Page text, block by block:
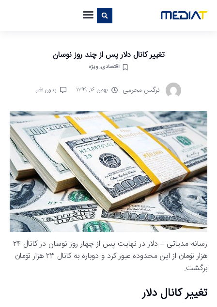
تغییر کانال دلار پس از چند روز نوسان
اقتصادی,ویژه
نرگس محرمی بهمن ۱۶, ۱۳۹۹ بدون نظر
رسانه مدیاتی – دلار در نهایت پس از چهار روز نوسان در کانال ۲۴
هزار تومان از این محدوده عبور کرد و دوباره به کانال ۲۳ هزار تومان
برگشت.
تغییر کانال دلار